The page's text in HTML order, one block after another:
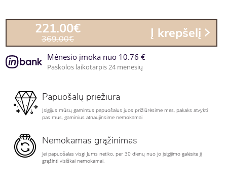
221.00€
369.00€ Į krepšelį
Mėnesio įmoka nuo 10.76 €
Paskolos laikotarpis 24 mėnesių
Papuošalų priežiūra
Įsigijus mūsų gamintus papuošalus juos prižiūrėsime mes, pakaks atvykti
pas mus, gaminius atnaujinsime nemokamai
Nemokamas grąžinimas
Jei papuošalas visgi Jums netiko, per 30 dienų nuo jo įsigijimo galėsite jį
grąžinti visiškai nemokamai.